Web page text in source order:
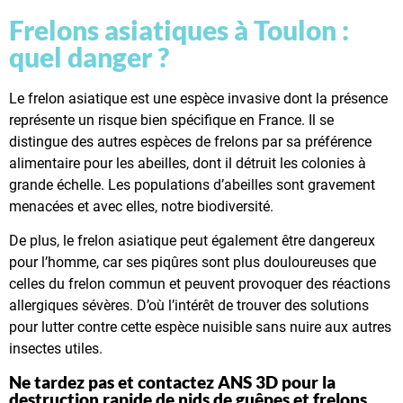
Frelons asiatiques à Toulon :
quel danger ?
Le frelon asiatique est une espèce invasive dont la présence
représente un risque bien spécifique en France. Il se
distingue des autres espèces de frelons par sa préférence
alimentaire pour les abeilles, dont il détruit les colonies à
grande échelle. Les populations d’abeilles sont gravement
menacées et avec elles, notre biodiversité.
De plus, le frelon asiatique peut également être dangereux
pour l’homme, car ses piqûres sont plus douloureuses que
celles du frelon commun et peuvent provoquer des réactions
allergiques sévères. D’où l’intérêt de trouver des solutions
pour lutter contre cette espèce nuisible sans nuire aux autres
insectes utiles.
Ne tardez pas et contactez ANS 3D pour la
destruction rapide de nids de guêpes et frelons